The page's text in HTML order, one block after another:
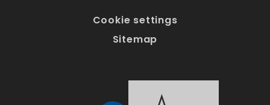
Cookie settings
Sitemap